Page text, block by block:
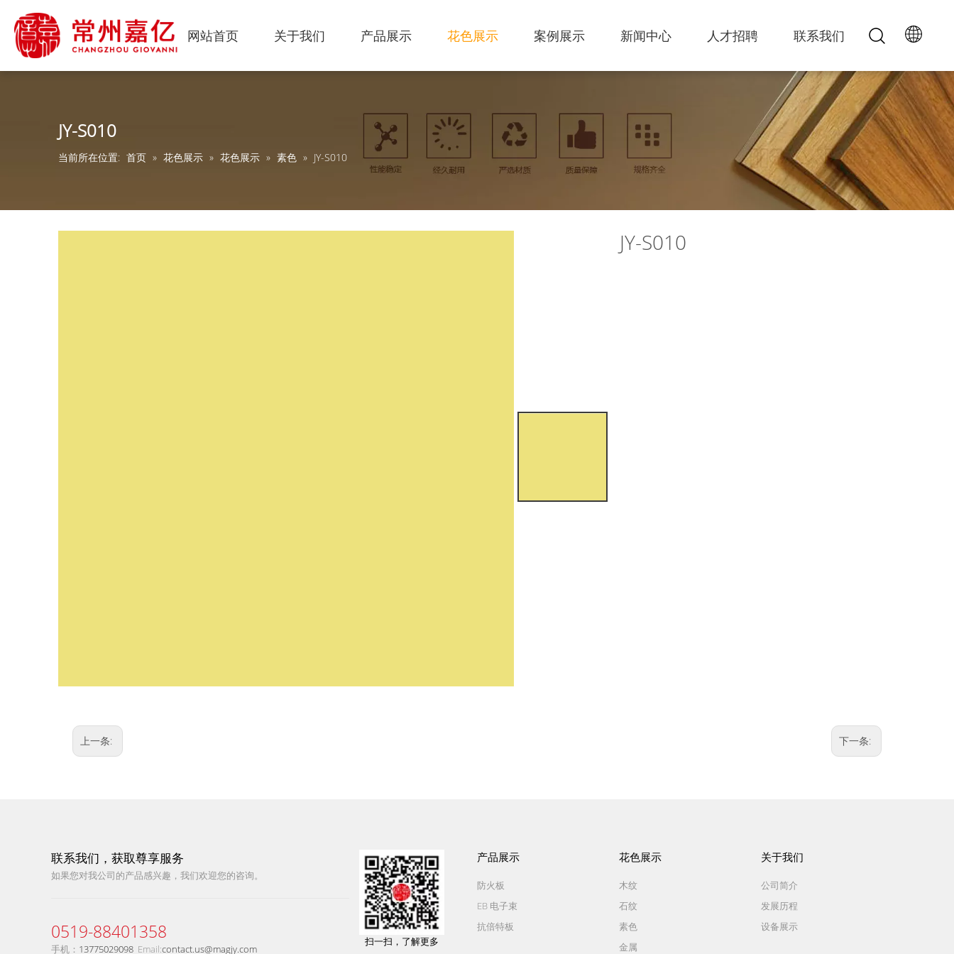
网站首页 关于我们 产品展示 花色展示 案例展示 新闻中心 人才招聘 联系我们
JY-S010
当前所在位置: 首页 » 花色展示 » 花色展示 » 素色 » JY-S010
JY-S010
上一条: 下一条:
联系我们，获取尊享服务
如果您对我公司的产品感兴趣，我们欢迎您的咨询。​​​​​​​
0519-88401358
手机： 13775029098 Email:contact.us@magjy.com​​​​​​​
扫一扫，了解更多
产品展示
防火板
EB 电子束
抗倍特板
花色展示
木纹
石纹
素色
金属
关于我们
公司简介
发展历程
设备展示